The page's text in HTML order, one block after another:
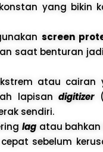
yang bikin
screen
saat benturan
atau cairan
lapisandigitizer
sendiri.
lagatau
sebelum